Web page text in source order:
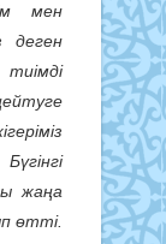
мен
деген
жаңа
өтті.